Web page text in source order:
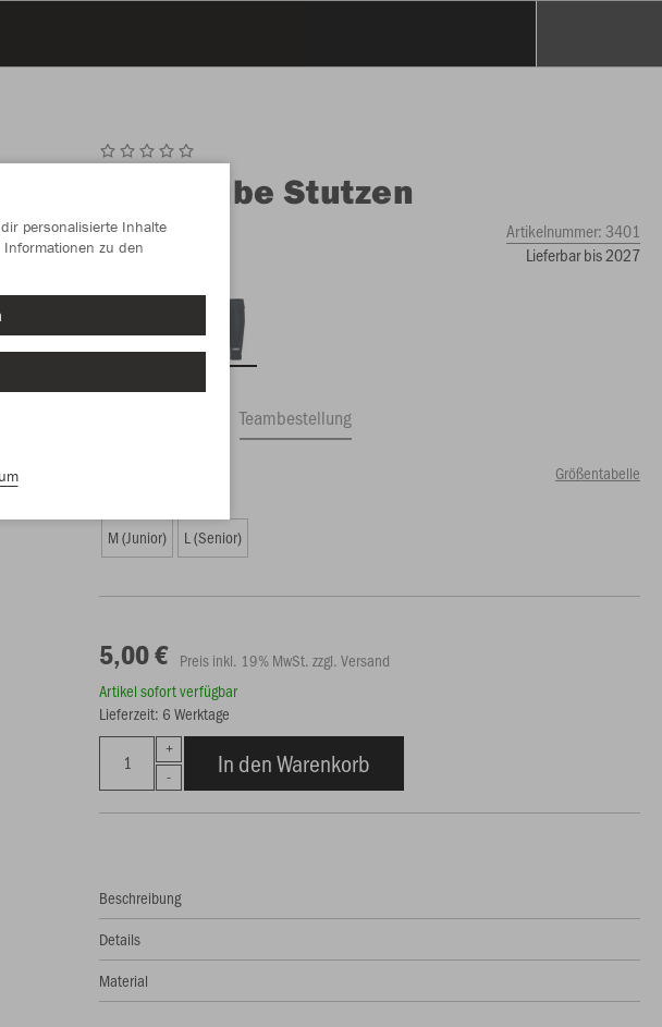
Tube Stutzen
steingrau Artikelnummer:3401
Lieferbar bis 2027
Teambestellung
Größentabelle
M (Junior) L (Senior)
5,00 € Preis inkl. 19% MwSt. zzgl. Versand
Artikel sofort verfügbar
Lieferzeit: 6 Werktage
In den Warenkorb
Beschreibung
Details
Material
personalisierte Inhalte
zu den